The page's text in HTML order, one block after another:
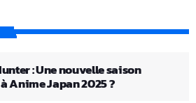
: Une nouvelle saison
Anime Japan 2025 ?